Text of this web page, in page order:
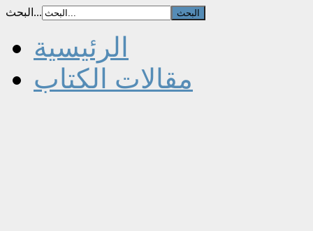
البحث...
الرئيسية
مقالات الكتاب